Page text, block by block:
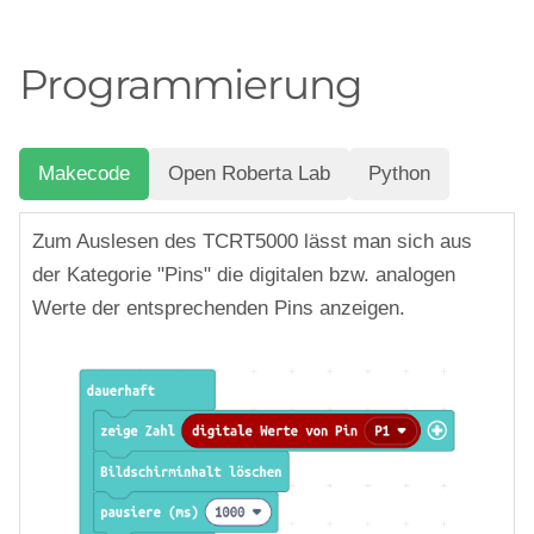
Programmierung
Makecode Open Roberta Lab Python
Zum Auslesen des TCRT5000 lässt man sich aus
der Kategorie "Pins" die digitalen bzw. analogen
Werte der entsprechenden Pins anzeigen.